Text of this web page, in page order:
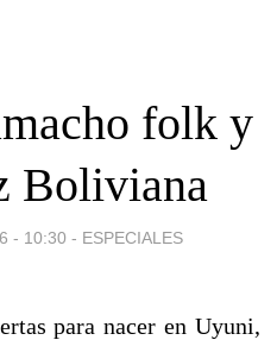
folk y
Boliviana
- 10:30 - ESPECIALES
para nacer en Uyuni,